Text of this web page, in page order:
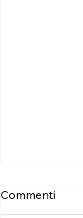
Commenti